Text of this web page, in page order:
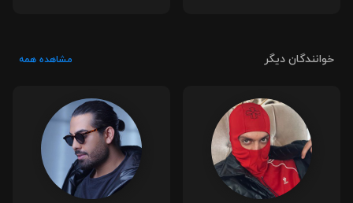
خوانندگان دیگر مشاهده همه